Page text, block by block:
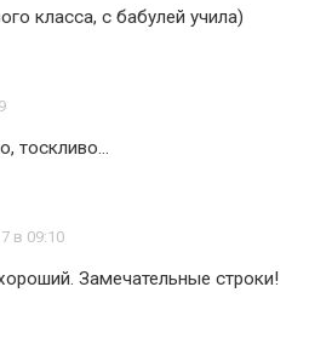
класса, с бабулей учила)
тоскливо…
в 09:10
Замечательные строки!